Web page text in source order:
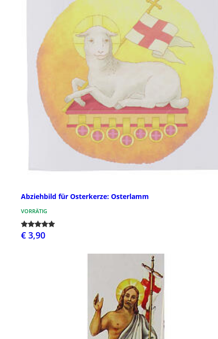
Abziehbild für Osterkerze: Osterlamm
VORRÄTIG
€ 3,90